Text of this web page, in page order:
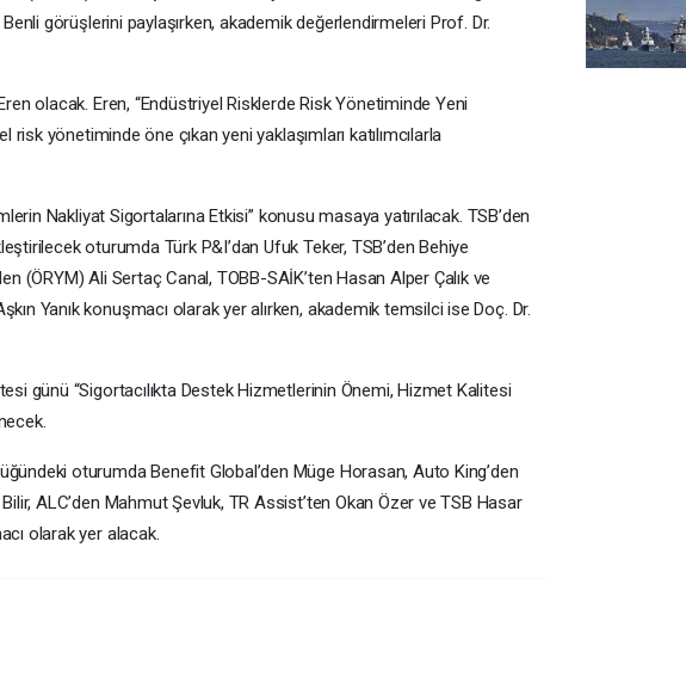
görüşlerini paylaşırken, akademik değerlendirmeleri Prof. Dr.
olacak. Eren, “Endüstriyel Risklerde Risk Yönetiminde Yeni
risk yönetiminde öne çıkan yeni yaklaşımları katılımcılarla
Nakliyat Sigortalarına Etkisi” konusu masaya yatırılacak. TSB’den
oturumda Türk P&I’dan Ufuk Teker, TSB’den Behiye
(ÖRYM) Ali Sertaç Canal, TOBB-SAİK’ten Hasan Alper Çalık ve
Yanık konuşmacı olarak yer alırken, akademik temsilci ise Doç. Dr.
günü “Sigortacılıkta Destek Hizmetlerinin Önemi, Hizmet Kalitesi
oturumda Benefit Global’den Müge Horasan, Auto King’den
ALC’den Mahmut Şevluk, TR Assist’ten Okan Özer ve TSB Hasar
olarak yer alacak.